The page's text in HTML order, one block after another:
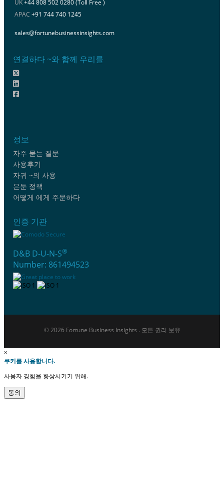
UK+44 808 502 0280 (Toll Free )
APAC +91 744 740 1245
sales@fortunebusinessinsights.com
연결하다 ~와 함께 우리를
정보
자주 묻는 질문
사용후기
자귀 ~의 사용
은둔 정책
어떻게 에게 주문하다
인증 기관
D&B D-U-N-S®
Number: 861494523
© 2026 Fortune Business Insights . 모든 권리 보유
×
쿠키를 사용합니다.
사용자 경험을 향상시키기 위해.
동의